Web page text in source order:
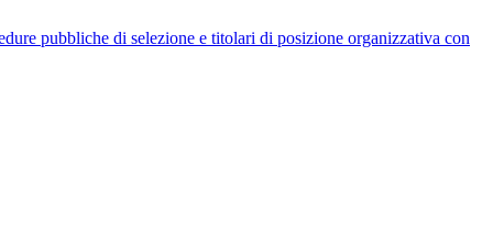
pubbliche di selezione e titolari di posizione organizzativa con